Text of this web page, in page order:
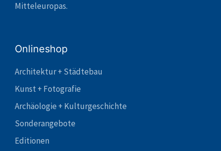
Mitteleuropas.
Onlineshop
Architektur + Städtebau
Kunst + Fotografie
Archäologie + Kulturgeschichte
Sonderangebote
Editionen